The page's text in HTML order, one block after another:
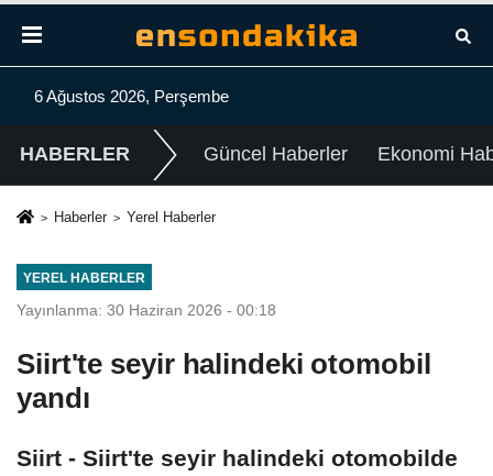
6 Ağustos 2026, Perşembe
HABERLER Güncel Haberler Ekonomi
Haberler Yerel Haberler
YEREL HABERLER
Yayınlanma: 30 Haziran 2026 - 00:18
Siirt'te seyir halindeki otomobil
yandı
Siirt - Siirt'te seyir halindeki otomobilde